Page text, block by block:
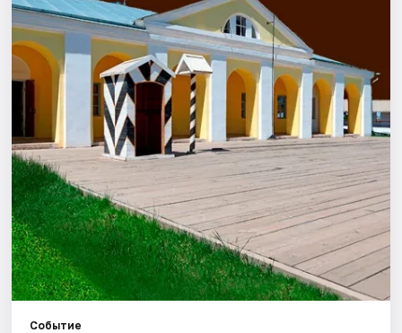
Города
Площадки
Артисты
Рейтинги
Событие